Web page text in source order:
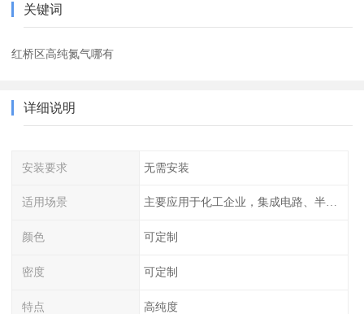
关键词
红桥区高纯氮气哪有
详细说明
安装要求 无需安装
适用场景 主要应用于化工企业，集成电路、半导体、光伏电池
颜色 可定制
密度 可定制
特点 高纯度